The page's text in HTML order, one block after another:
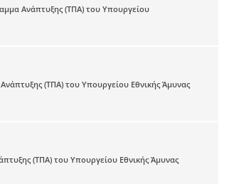
Ανάπτυξης (ΤΠΑ) του Υπουργείου
(ΤΠΑ) του Υπουργείου Εθνικής Άμυνας
(ΤΠΑ) του Υπουργείου Εθνικής Άμυνας